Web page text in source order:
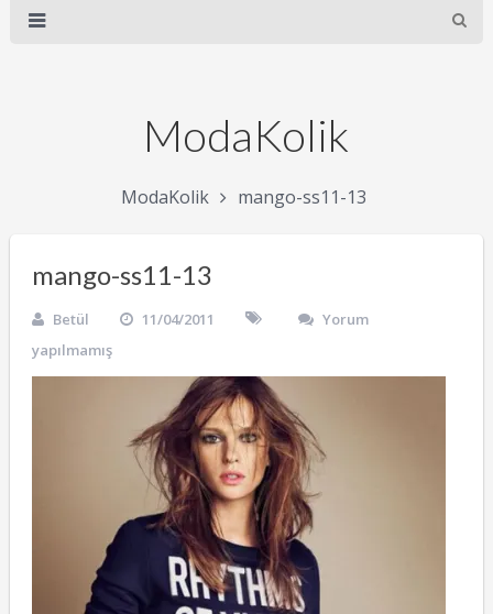
ModaKolik
ModaKolik mango-ss11-13
mango-ss11-13
Betül 11/04/2011
Yorum
yapılmamış